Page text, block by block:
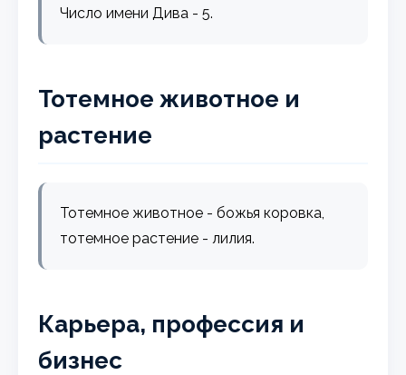
Число имени Дива - 5.
Тотемное животное и
растение
Тотемное животное - божья коровка,
тотемное растение - лилия.
Карьера, профессия и
бизнес